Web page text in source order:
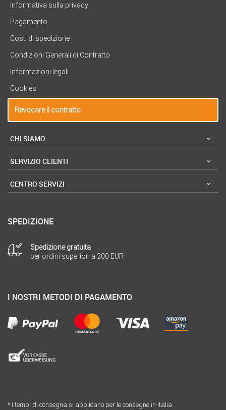
Informativa sulla privacy
Pagamento
Costi di spedizione
Condizioni Generali di Contratto
Informazioni legali
Cookies
Revocare il contratto
CHI SIAMO
SERVIZIO CLIENTI
CENTRO SERVIZI
SPEDIZIONE
Spedizione gratuita
per ordini superiori a 200 EUR
I NOSTRI METODI DI PAGAMENTO
* I tempi di consegna si applicano per le consegne in Italia